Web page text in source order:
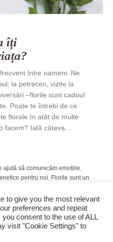
îți
între oameni. Ne
la petreceri, vizite la
–florile sunt cadoul
Poate te întrebi de ce
florale în atât de multe
facem? Iată câteva...
ajută să comunicăm emoțiile,
pentru noi, Florile sunt un
to give you the most relevant
preferences and repeat
consent to the use of ALL
visit "Cookie Settings" to